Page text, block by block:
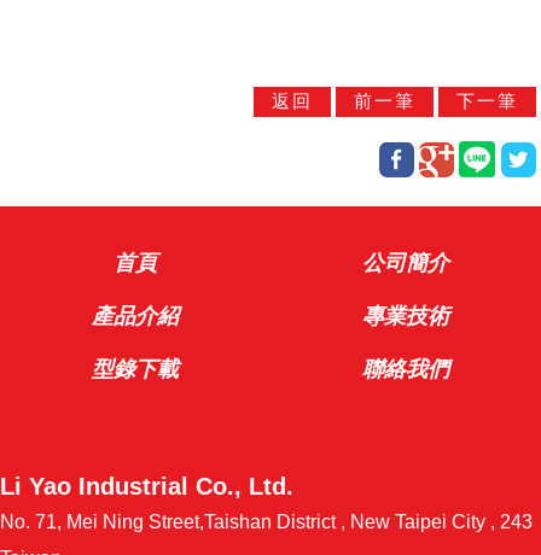
首頁 公司簡介
產品介紹 專業技術
型錄下載 聯絡我們
Li Yao Industrial Co., Ltd.
No. 71, Mei Ning Street,Taishan District , New Taipei City , 243